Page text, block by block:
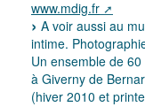
www.mdig.fr
A voir aussi au
intime.
Un ensemble de
à Giverny de
(hiver 2010 et